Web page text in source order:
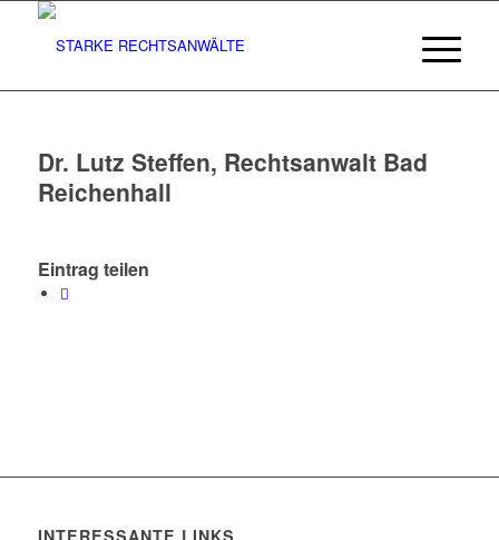
Dr. Lutz Steffen, Rechtsanwalt Bad
Reichenhall
Eintrag teilen